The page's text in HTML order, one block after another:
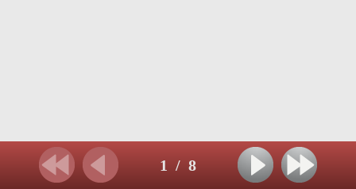
1 / 8